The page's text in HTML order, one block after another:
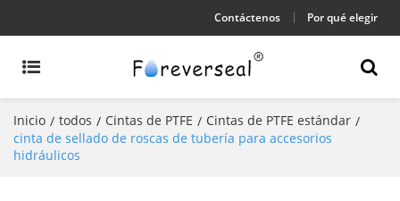
Contáctenos Por qué elegir
Inicio / todos / Cintas de PTFE / Cintas de PTFE estándar /
cinta de sellado de roscas de tubería para accesorios
hidráulicos